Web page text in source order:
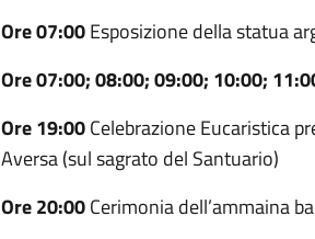
Ore 07:00Esposizione della statua
Ore 07:00; 08:00; 09:00; 10:00;
Ore 19:00Celebrazione Eucaristica
Aversa (sul sagrato del Santuario)
Ore 20:00Cerimonia dell’ammaina